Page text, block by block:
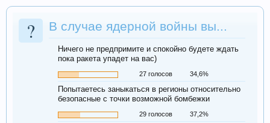
? В случае ядерной войны вы...
Ничего не предпримите и спокойно будете ждать
пока ракета упадет на вас)
27 голосов 34,6%
Попытаетесь заныкаться в регионы относительно
безопасные с точки возможной бомбежки
29 голосов 37,2%